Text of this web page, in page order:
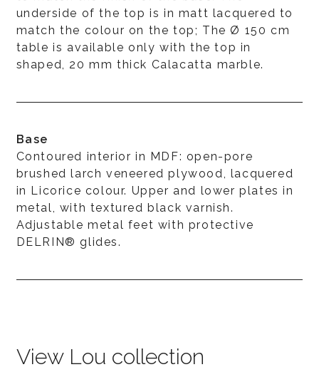
underside of the top is in matt lacquered to
match the colour on the top; The Ø 150 cm
table is available only with the top in
shaped, 20 mm thick Calacatta marble.
Base
Contoured interior in MDF: open-pore
brushed larch veneered plywood, lacquered
in Licorice colour. Upper and lower plates in
metal, with textured black varnish.
Adjustable metal feet with protective
DELRIN® glides.
View Lou collection